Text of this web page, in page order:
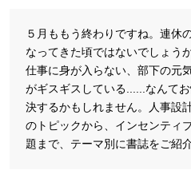
５月ももう終わりですね。連休
なってきた頃ではないでしょうか
仕事に身が入らない、部下の元
がギスギスしている......なんて
決するかもしれません。人事設
のトピックから、インセンティ
題まで、テーマ別に書誌をご紹